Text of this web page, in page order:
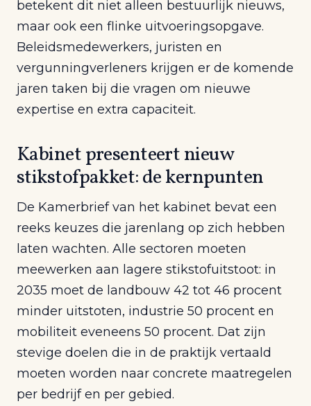
betekent dit niet alleen bestuurlijk nieuws,
maar ook een flinke uitvoeringsopgave.
Beleidsmedewerkers, juristen en
vergunningverleners krijgen er de komende
jaren taken bij die vragen om nieuwe
expertise en extra capaciteit.
Kabinet presenteert nieuw
stikstofpakket: de kernpunten
De Kamerbrief van het kabinet bevat een
reeks keuzes die jarenlang op zich hebben
laten wachten. Alle sectoren moeten
meewerken aan lagere stikstofuitstoot: in
2035 moet de landbouw 42 tot 46 procent
minder uitstoten, industrie 50 procent en
mobiliteit eveneens 50 procent. Dat zijn
stevige doelen die in de praktijk vertaald
moeten worden naar concrete maatregelen
per bedrijf en per gebied.